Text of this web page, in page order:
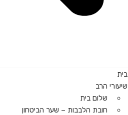
בית
שיעורי הרב
שלום בית
חובת הלבבות – שער הביטחון